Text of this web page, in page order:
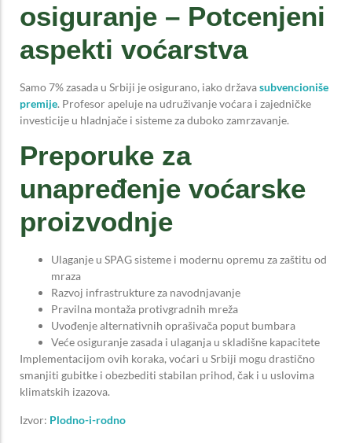
osiguranje – Potcenjeni
aspekti voćarstva
Samo 7% zasada u Srbiji je osigurano, iako državasubvencioniše
premije. Profesor apeluje na udruživanje voćara i zajedničke
investicije u hladnjače i sisteme za duboko zamrzavanje.
Preporuke za
unapređenje voćarske
proizvodnje
Ulaganje u SPAG sisteme i modernu opremu za zaštitu od
mraza
Razvoj infrastrukture za navodnjavanje
Pravilna montaža protivgradnih mreža
Uvođenje alternativnih oprašivača poput bumbara
Veće osiguranje zasada i ulaganja u skladišne kapacitete
Implementacijom ovih koraka, voćari u Srbiji mogu drastično
smanjiti gubitke i obezbediti stabilan prihod, čak i u uslovima
klimatskih izazova.
Izvor: Plodno-i-rodno